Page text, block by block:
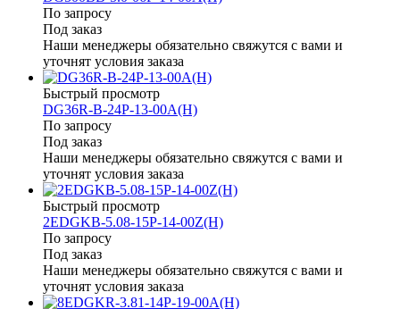
По запросу
Под заказ
Наши менеджеры обязательно свяжутся с вами и
уточнят условия заказа
Быстрый просмотр
DG36R-B-24P-13-00A(H)
По запросу
Под заказ
Наши менеджеры обязательно свяжутся с вами и
уточнят условия заказа
Быстрый просмотр
2EDGKB-5.08-15P-14-00Z(H)
По запросу
Под заказ
Наши менеджеры обязательно свяжутся с вами и
уточнят условия заказа